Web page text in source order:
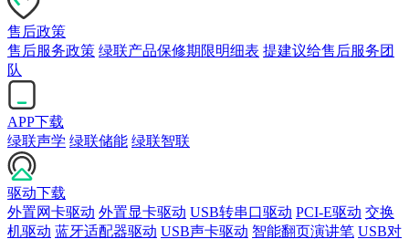
售后政策
售后服务政策 绿联产品保修期限明细表 提建议给售后服务团
队
APP下载
绿联声学 绿联储能 绿联智联
驱动下载
外置网卡驱动 外置显卡驱动 USB转串口驱动 PCI-E驱动 交换
机驱动 蓝牙适配器驱动 USB声卡驱动 智能翻页演讲笔 USB对